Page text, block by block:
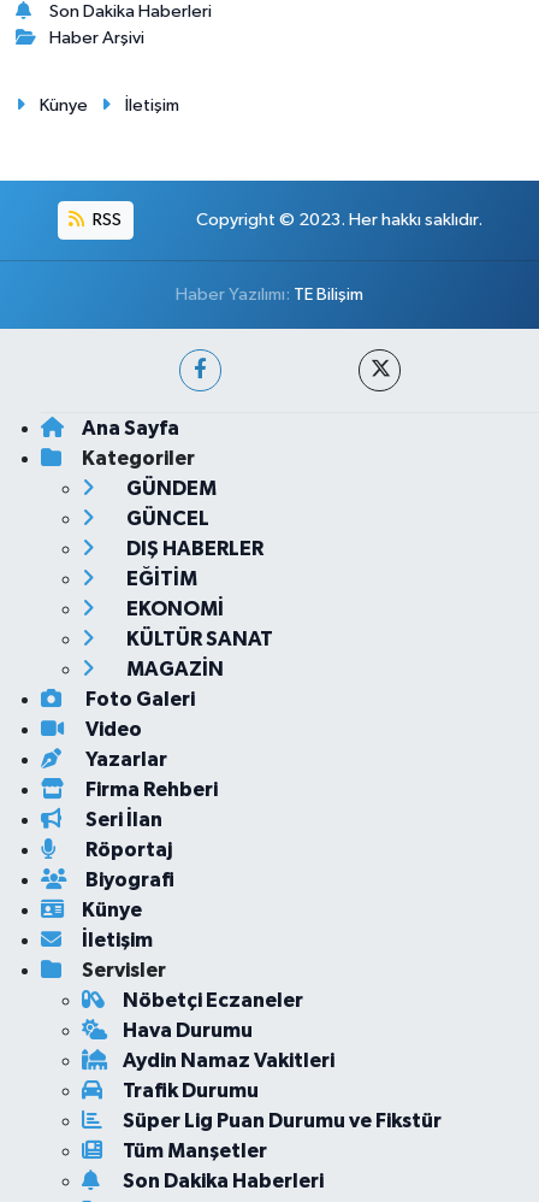
Son Dakika Haberleri
Haber Arşivi
Künye İletişim
RSS Copyright © 2023. Her hakkı saklıdır.
Haber Yazılımı: TE Bilişim
Ana Sayfa
Kategoriler
GÜNDEM
GÜNCEL
DIŞ HABERLER
EĞİTİM
EKONOMİ
KÜLTÜR SANAT
MAGAZİN
Foto Galeri
Video
Yazarlar
Firma Rehberi
Seri İlan
Röportaj
Biyografi
Künye
İletişim
Servisler
Nöbetçi Eczaneler
Hava Durumu
Aydin Namaz Vakitleri
Trafik Durumu
Süper Lig Puan Durumu ve Fikstür
Tüm Manşetler
Son Dakika Haberleri